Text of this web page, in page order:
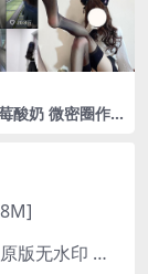
酸奶 微密圈作
【虎牙主播】 艾米 烧舞福利/影子舞 原版无水印 （1v/130m）